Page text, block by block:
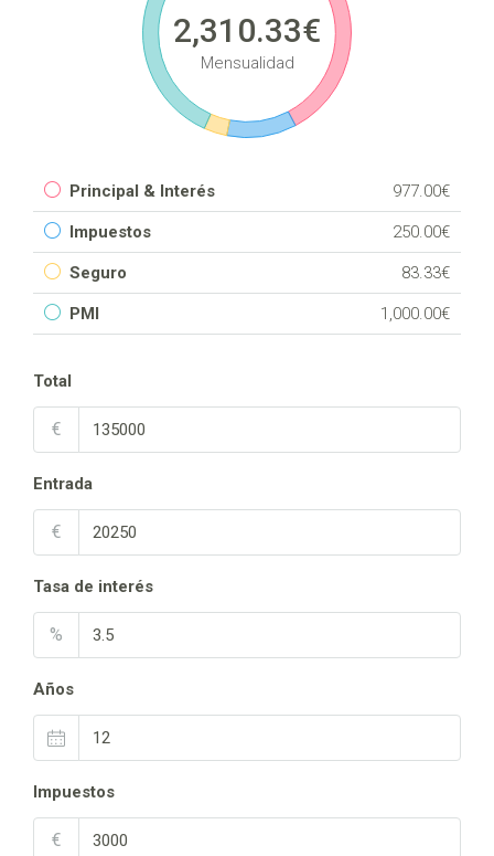
2,310.33€
Mensualidad
Principal & Interés 977.00€
Impuestos 250.00€
Seguro 83.33€
PMI 1,000.00€
Total
€
Entrada
€
Tasa de interés
%
Años
Impuestos
€